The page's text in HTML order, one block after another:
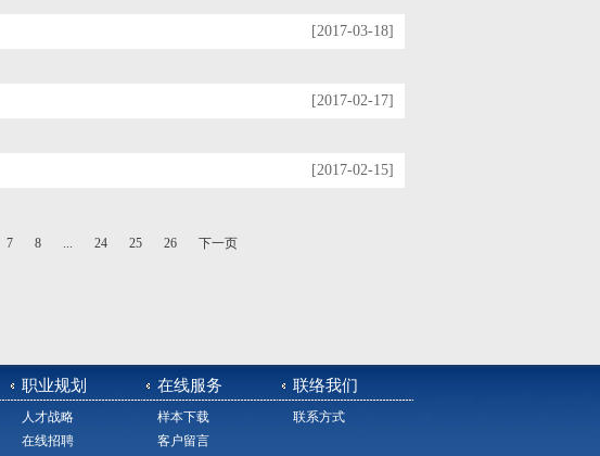
[2017-03-18]
[2017-02-17]
[2017-02-15]
7 8 ... 24 25 26 下一页
职业规划
人才战略
在线招聘
在线服务
样本下载
客户留言
联络我们
联系方式